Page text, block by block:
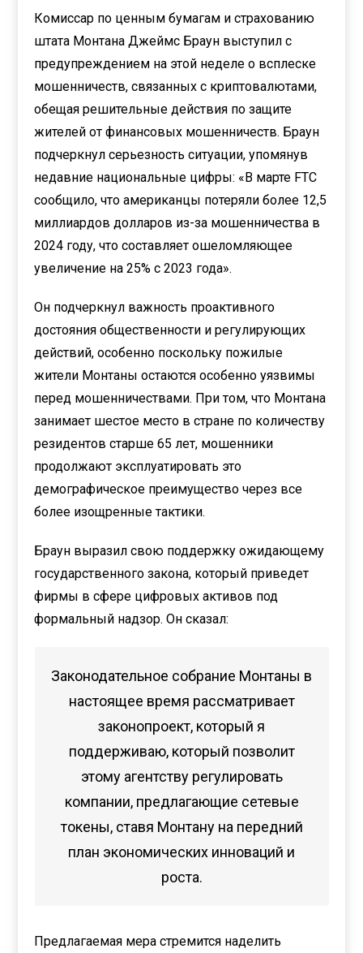
Комиссар по ценным бумагам и страхованию
штата Монтана Джеймс Браун выступил с
предупреждением на этой неделе о всплеске
мошенничеств, связанных с криптовалютами,
обещая решительные действия по защите
жителей от финансовых мошенничеств. Браун
подчеркнул серьезность ситуации, упомянув
недавние национальные цифры: «В марте FTC
сообщило, что американцы потеряли более 12,5
миллиардов долларов из-за мошенничества в
2024 году, что составляет ошеломляющее
увеличение на 25% с 2023 года».
Он подчеркнул важность проактивного
достояния общественности и регулирующих
действий, особенно поскольку пожилые
жители Монтаны остаются особенно уязвимы
перед мошенничествами. При том, что Монтана
занимает шестое место в стране по количеству
резидентов старше 65 лет, мошенники
продолжают эксплуатировать это
демографическое преимущество через все
более изощренные тактики.
Браун выразил свою поддержку ожидающему
государственного закона, который приведет
фирмы в сфере цифровых активов под
формальный надзор. Он сказал:
Законодательное собрание Монтаны в
настоящее время рассматривает
законопроект, который я
поддерживаю, который позволит
этому агентству регулировать
компании, предлагающие сетевые
токены, ставя Монтану на передний
план экономических инноваций и
роста.
Предлагаемая мера стремится наделить